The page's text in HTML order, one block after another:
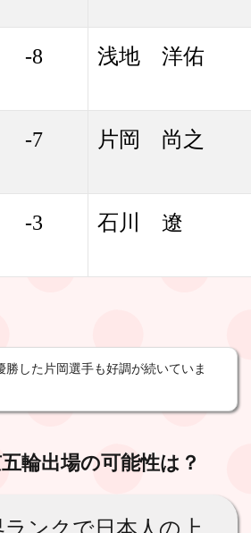
-8 浅地 洋佑
-7 片岡 尚之
-3 石川 遼
勝した片岡選手も好調が続いていま
輪出場の可能性は？
ンクで日本人の上